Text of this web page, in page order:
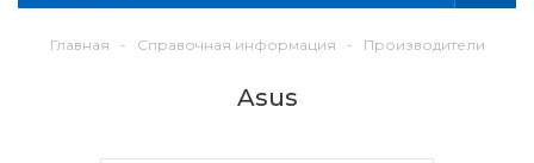
Главная - Справочная информация - Производители
Asus